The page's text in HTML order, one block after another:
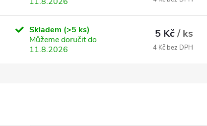
Skladem (>5 ks)
Můžeme doručit do
11.8.2026
5 Kč/ ks
4 Kč bez DPH